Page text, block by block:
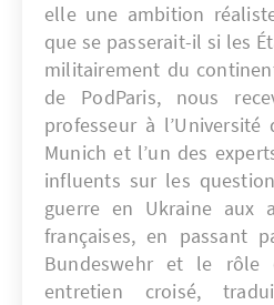
elle une ambition
que se passerait-il si les
militairement du
de PodParis, nous
professeur à
Munich et l’un des
influents sur les
guerre en Ukraine aux
françaises, en passant
Bundeswehr et le rôle
entretien croisé,